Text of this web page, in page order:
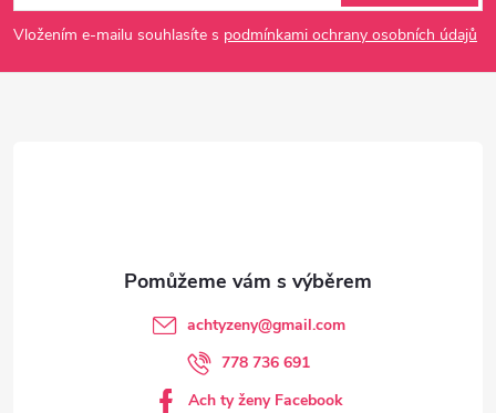
pVložením e-mailu souhlasíte s podmínkami ochrany osobních údajů
achtyzeny@gmail.com
778 736 691
Ach ty ženy Facebook